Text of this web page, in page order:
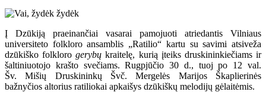
Į Dzūkiją praeinančiai vasarai pamojuoti atriedantis Vilniaus
universiteto folkloro ansamblis „Ratilio“ kartu su savimi atsiveža
dzūkiško folklorogerybų kraitelę, kurią įteiks druskininkiečiams ir
šaltiniuotojo krašto svečiams. Rugpjūčio 30 d., tuoj po 12 val.
Šv. Mišių Druskininkų Švč. Mergelės Marijos Škaplierinės
bažnyčios altorius ratiliokai apkaišys dzūkiškų melodijų gėlaitėmis.